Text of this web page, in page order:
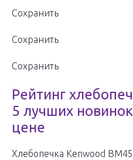
Сохранить
Сохранить
Сохранить
Рейтинг
5 лучших
цене
Хлебопечка Kenwood